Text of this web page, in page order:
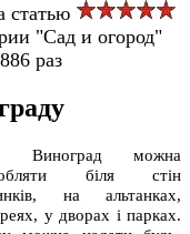
статью
"Сад и огород"
раз
можна
біля стін
на альтанках,
у дворах і парках.